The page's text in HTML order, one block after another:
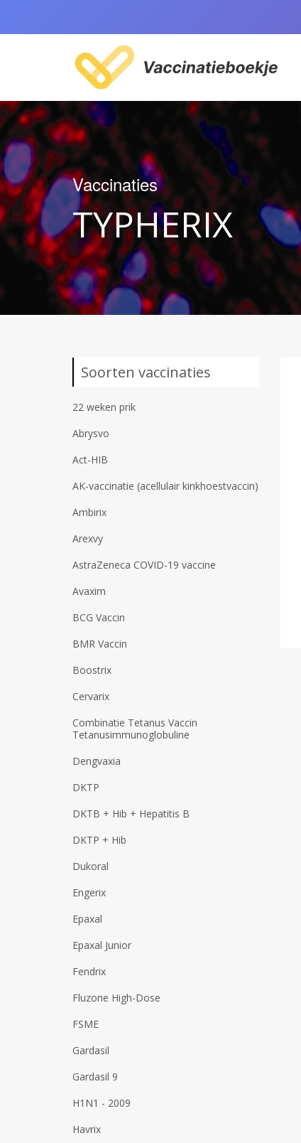
Vaccinaties
TYPHERIX
Soorten vaccinaties
22 weken prik
Abrysvo
Act-HIB
AK-vaccinatie (acellulair kinkhoestvaccin)
Ambirix
Arexvy
AstraZeneca COVID-19 vaccine
Avaxim
BCG Vaccin
BMR Vaccin
Boostrix
Cervarix
Combinatie Tetanus Vaccin
Tetanusimmunoglobuline
Dengvaxia
DKTP
DKTB + Hib + Hepatitis B
DKTP + Hib
Dukoral
Engerix
Epaxal
Epaxal Junior
Fendrix
Fluzone High-Dose
FSME
Gardasil
Gardasil 9
H1N1 - 2009
Havrix